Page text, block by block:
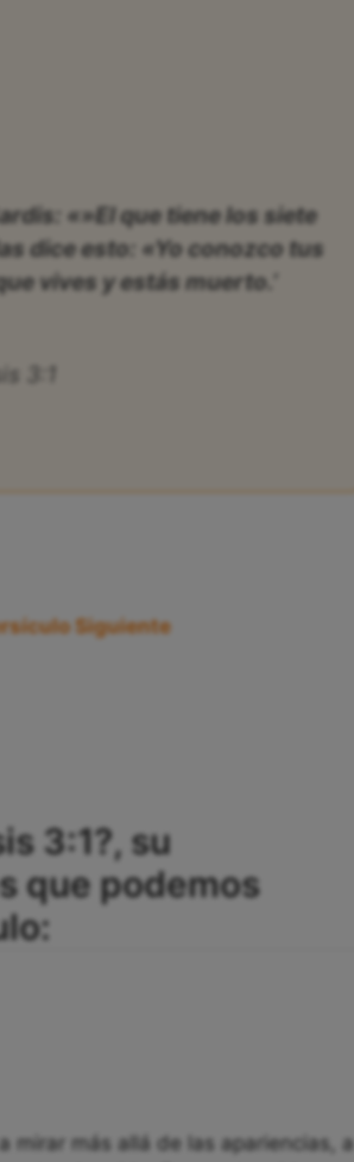
«»El que tiene los siete
dice esto: «Yo conozco tus
vives y estás muerto.’
3:1
Siguiente
3:1?, su
que podemos
mirar más allá de las apariencias, a